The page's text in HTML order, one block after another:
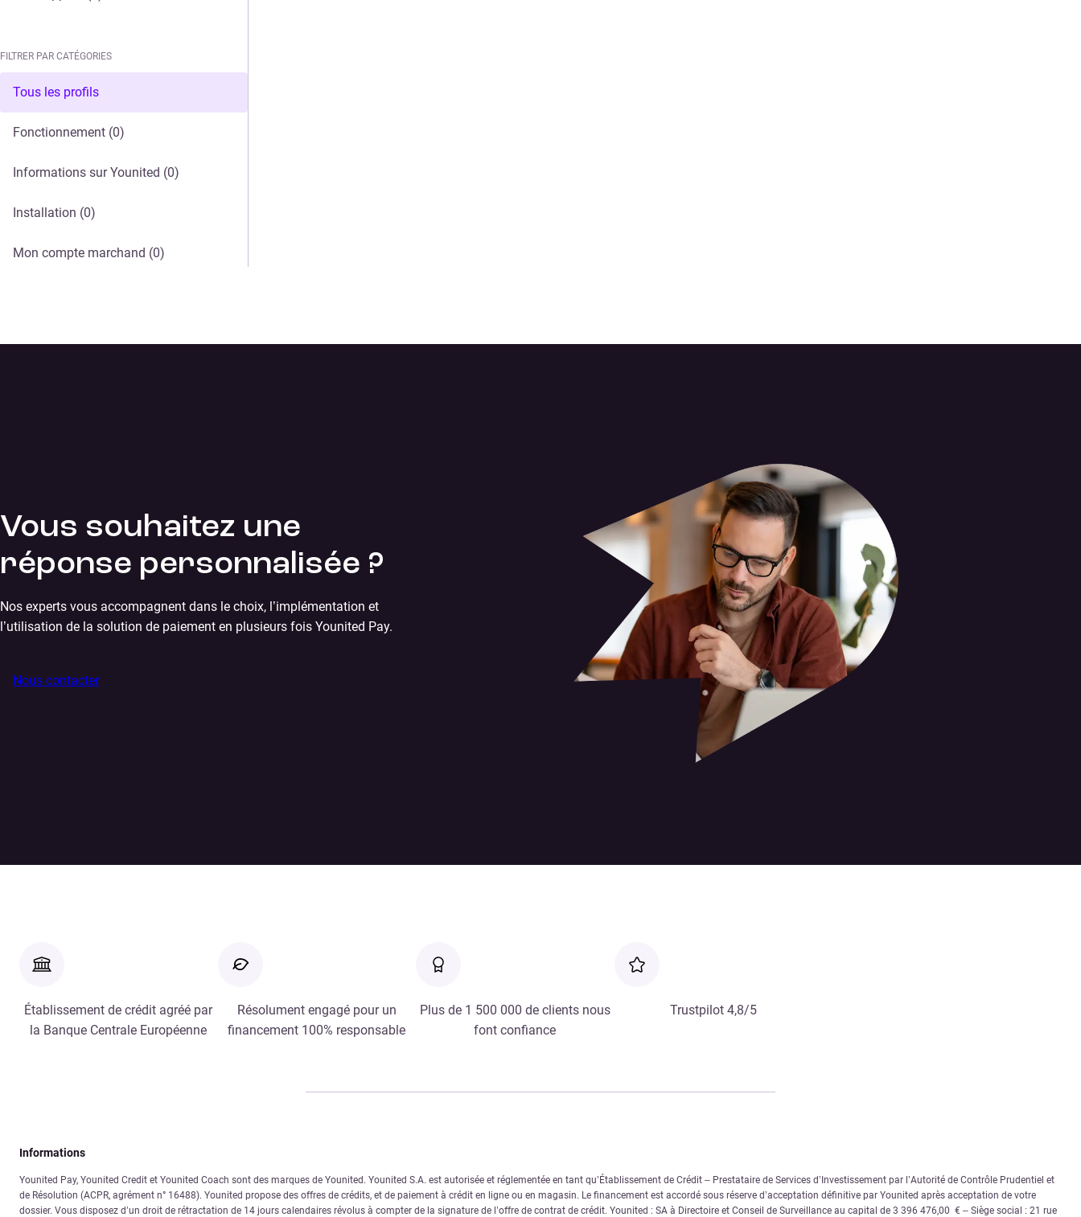
FILTRER PAR CATÉGORIES
Tous les profils
Fonctionnement (0)
Informations sur Younited (0)
Installation (0)
Mon compte marchand (0)
Vous souhaitez une
réponse personnalisée ?
Nos experts vous accompagnent dans le choix, l’implémentation et
l’utilisation de la solution de paiement en plusieurs fois Younited Pay.
Nous contacter
Établissement de crédit agréé par
la Banque Centrale Européenne
Résolument engagé pour un
financement 100% responsable
Plus de 1 500 000 de clients nous
font confiance
Trustpilot 4,8/5
Informations
Younited Pay, Younited Credit et Younited Coach sont des marques de Younited. Younited S.A. est autorisée et réglementée en tant qu’Établissement de Crédit – Prestataire de Services d’Investissement par l’Autorité de Contrôle Prudentiel et
de Résolution (ACPR, agrément n° 16488). Younited propose des offres de crédits, et de paiement à crédit en ligne ou en magasin. Le financement est accordé sous réserve d’acceptation définitive par Younited après acceptation de votre
dossier. Vous disposez d’un droit de rétractation de 14 jours calendaires révolus à compter de la signature de l’offre de contrat de crédit. Younited : SA à Directoire et Conseil de Surveillance au capital de 3 396 476,00 € – Siège social : 21 rue